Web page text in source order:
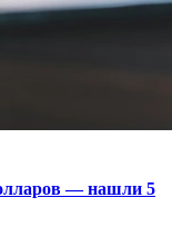
— нашли 5